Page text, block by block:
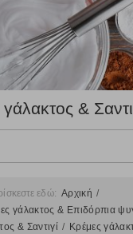
&
εδώ: Αρχική
γάλακτος & Επιδόρπια
& Σαντιγί
Κρέμες